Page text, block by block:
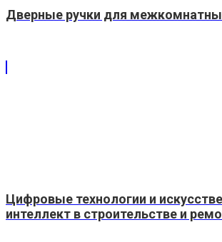
Дверные ручки для
Цифровые технологии и
интеллект в строительстве и